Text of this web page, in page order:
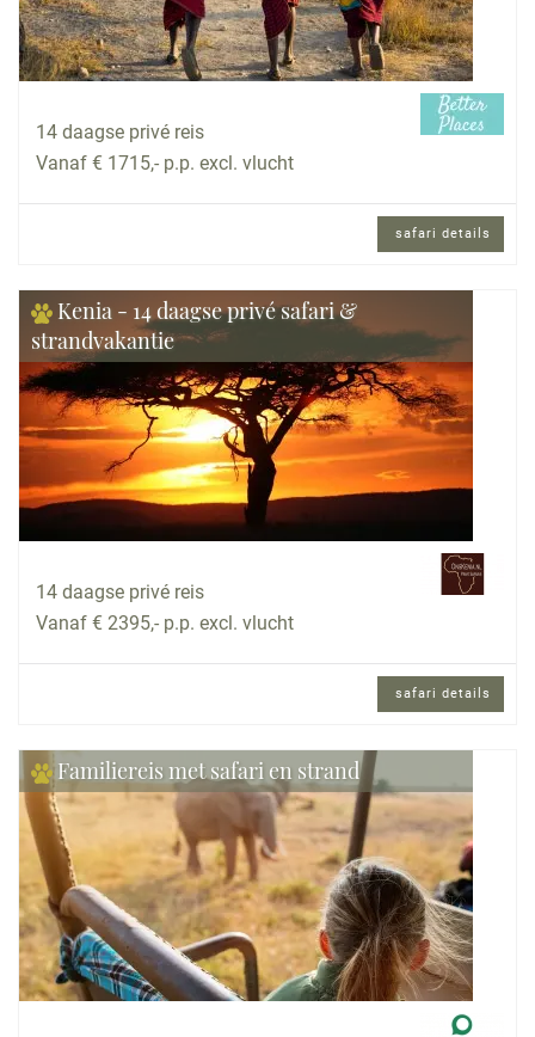
14 daagse privé reis
Vanaf € 1715,- p.p. excl. vlucht
safari details
Kenia - 14 daagse privé safari &
strandvakantie
14 daagse privé reis
Vanaf € 2395,- p.p. excl. vlucht
safari details
Familiereis met safari en strand